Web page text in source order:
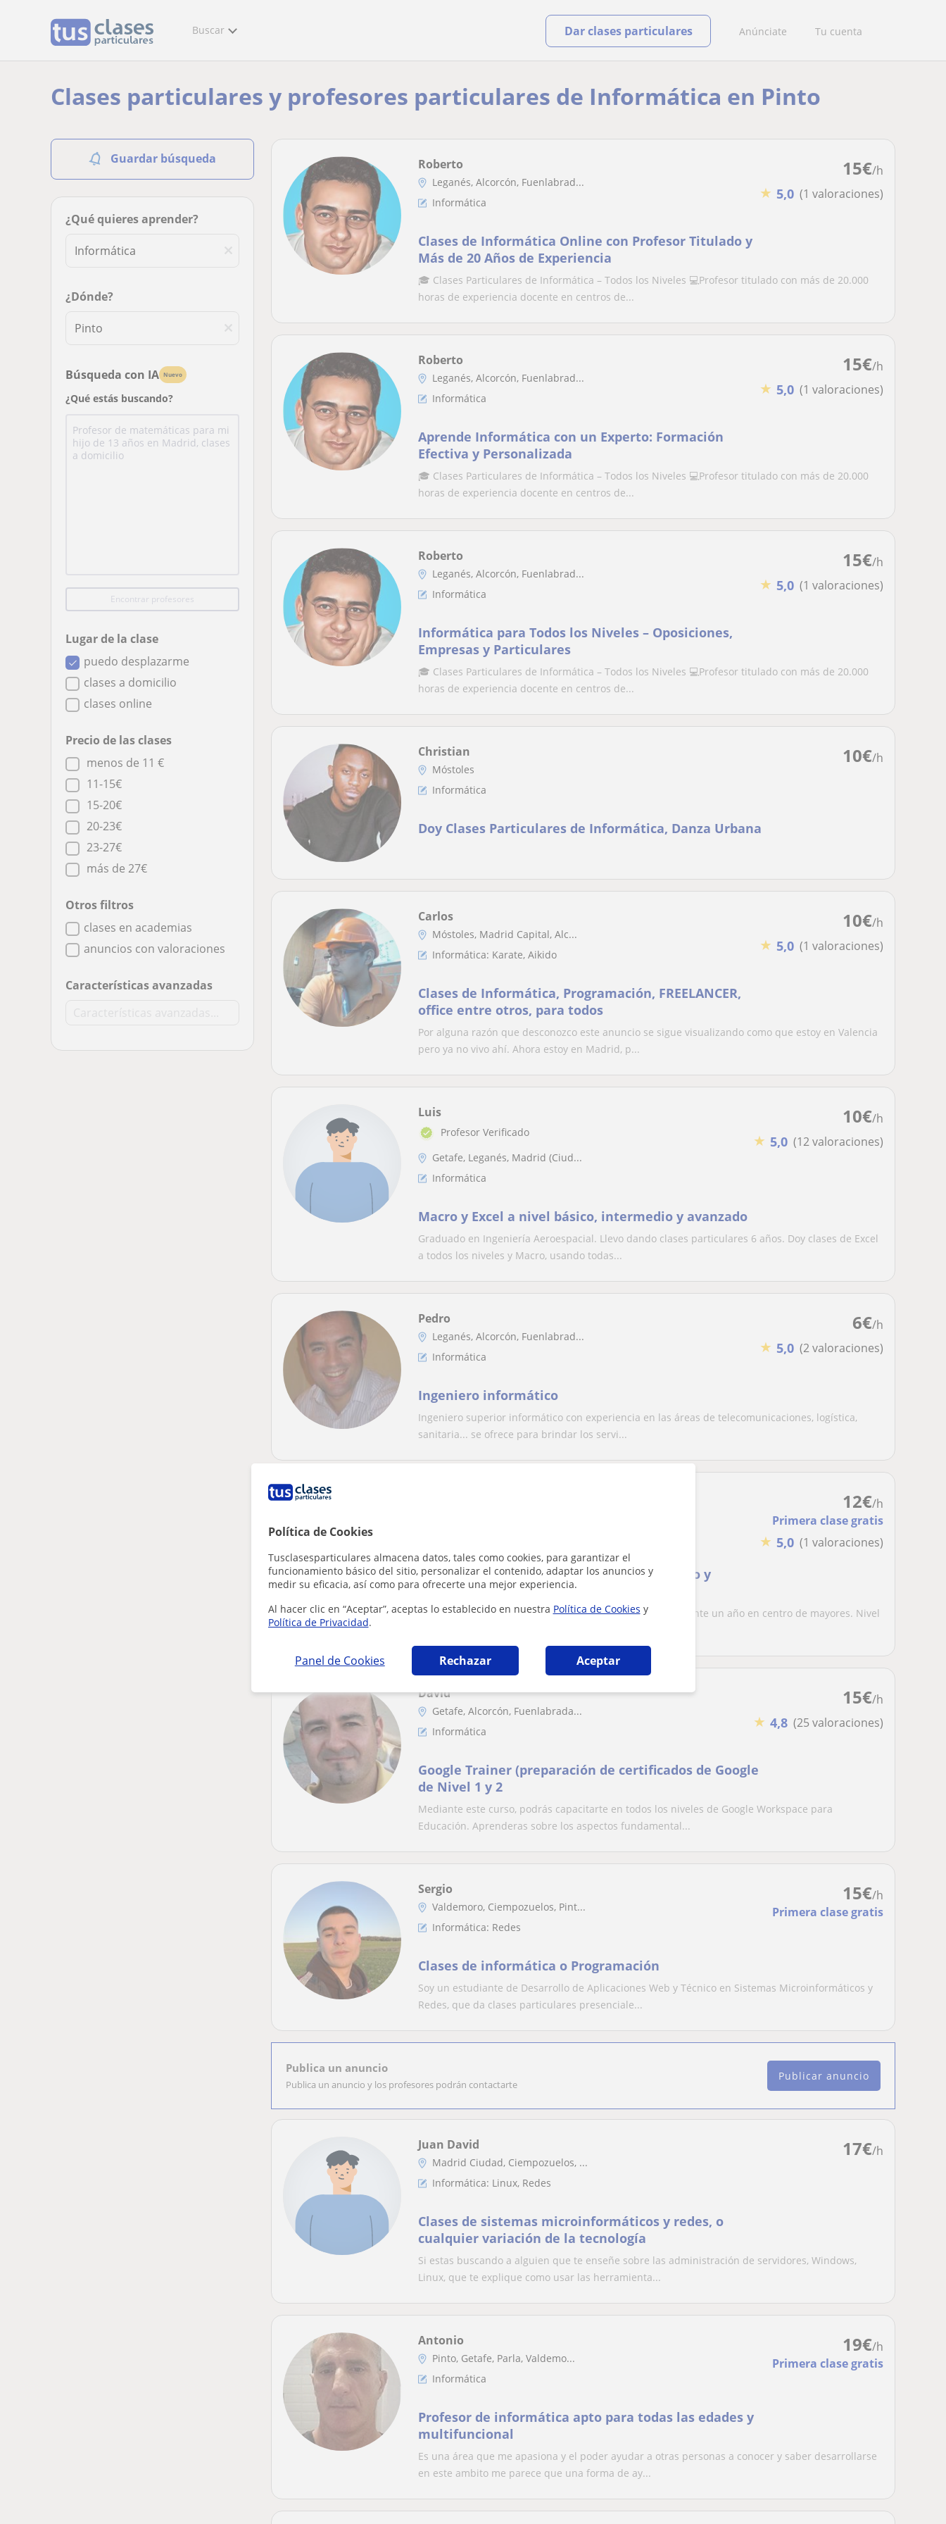
Política de Cookies
Tusclasesparticulares almacena datos, tales como cookies, para garantizar el
funcionamiento básico del sitio, personalizar el contenido, adaptar los anuncios y
medir su eficacia, así como para ofrecerte una mejor experiencia.
Al hacer clic en “Aceptar”, aceptas lo establecido en nuestra Política de Cookies y
Política de Privacidad.
Panel de Cookies Rechazar Aceptar
Buscar Anúnciate Tu cuenta
Dar clases particulares
Clases particulares y profesores particulares de Informática en Pinto
Guardar búsqueda
¿Qué quieres aprender?
¿Dónde?
Búsqueda con IA Nuevo
¿Qué estás buscando?
Encontrar profesores
Lugar de la clase
puedo desplazarme
clases a domicilio
clases online
Precio de las clases
menos de 11 €
11-15€
15-20€
20-23€
23-27€
más de 27€
Otros filtros
clases en academias
anuncios con valoraciones
Características avanzadas
15€/h
★ 5,0 (1 valoraciones)
Roberto
Leganés, Alcorcón, Fuenlabrad...
Informática
Clases de Informática Online con Profesor Titulado y
Más de 20 Años de Experiencia
🎓 Clases Particulares de Informática – Todos los Niveles 💻Profesor titulado con más de 20.000
horas de experiencia docente en centros de...
15€/h
★ 5,0 (1 valoraciones)
Roberto
Leganés, Alcorcón, Fuenlabrad...
Informática
Aprende Informática con un Experto: Formación
Efectiva y Personalizada
🎓 Clases Particulares de Informática – Todos los Niveles 💻Profesor titulado con más de 20.000
horas de experiencia docente en centros de...
15€/h
★ 5,0 (1 valoraciones)
Roberto
Leganés, Alcorcón, Fuenlabrad...
Informática
Informática para Todos los Niveles – Oposiciones,
Empresas y Particulares
🎓 Clases Particulares de Informática – Todos los Niveles 💻Profesor titulado con más de 20.000
horas de experiencia docente en centros de...
10€/h
Christian
Móstoles
Informática
Doy Clases Particulares de Informática, Danza Urbana
10€/h
★ 5,0 (1 valoraciones)
Carlos
Móstoles, Madrid Capital, Alc...
Informática: Karate, Aikido
Clases de Informática, Programación, FREELANCER,
office entre otros, para todos
Por alguna razón que desconozco este anuncio se sigue visualizando como que estoy en Valencia
pero ya no vivo ahí. Ahora estoy en Madrid, p...
10€/h
★ 5,0 (12 valoraciones)
Luis
Profesor Verificado
Getafe, Leganés, Madrid (Ciud...
Informática
Macro y Excel a nivel básico, intermedio y avanzado
Graduado en Ingeniería Aeroespacial. Llevo dando clases particulares 6 años. Doy clases de Excel
a todos los niveles y Macro, usando todas...
6€/h
★ 5,0 (2 valoraciones)
Pedro
Leganés, Alcorcón, Fuenlabrad...
Informática
Ingeniero informático
Ingeniero superior informático con experiencia en las áreas de telecomunicaciones, logística,
sanitaria... se ofrece para brindar los servi...
12€/h
Primera clase gratis
★ 5,0 (1 valoraciones)
Profesora de informática nivel primaria, eso y
bachillerato
Experiencia como profesora de informática a adultos durante un año en centro de mayores. Nivel
15€/h
★ 4,8 (25 valoraciones)
David
Getafe, Alcorcón, Fuenlabrada...
Informática
Google Trainer (preparación de certificados de Google
de Nivel 1 y 2
Mediante este curso, podrás capacitarte en todos los niveles de Google Workspace para
Educación. Aprenderas sobre los aspectos fundamental...
15€/h
Primera clase gratis
Sergio
Valdemoro, Ciempozuelos, Pint...
Informática: Redes
Clases de informática o Programación
Soy un estudiante de Desarrollo de Aplicaciones Web y Técnico en Sistemas Microinformáticos y
Redes, que da clases particulares presenciale...
Publica un anuncio
Publica un anuncio y los profesores podrán contactarte
Publicar anuncio
17€/h
Juan David
Madrid Ciudad, Ciempozuelos, ...
Informática: Linux, Redes
Clases de sistemas microinformáticos y redes, o
cualquier variación de la tecnología
Si estas buscando a alguien que te enseñe sobre las administración de servidores, Windows,
Linux, que te explique como usar las herramienta...
19€/h
Primera clase gratis
Antonio
Pinto, Getafe, Parla, Valdemo...
Informática
Profesor de informática apto para todas las edades y
multifuncional
Es una área que me apasiona y el poder ayudar a otras personas a conocer y saber desarrollarse
en este ambito me parece que una forma de ay...